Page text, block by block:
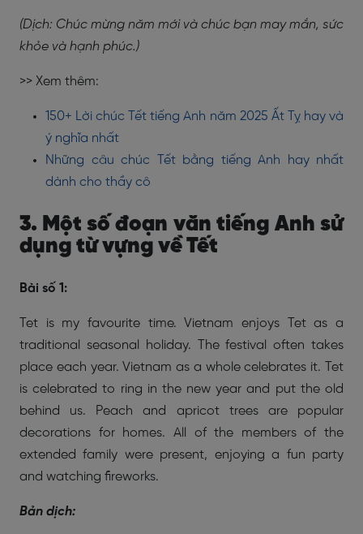
(Dịch: Chúc mừng năm mới và chúc bạn may mắn, sức
khỏe và hạnh phúc.)
>> Xem thêm:
150+ Lời chúc Tết tiếng Anh năm 2025 Ất Tỵ hay và
ý nghĩa nhất
Những câu chúc Tết bằng tiếng Anh hay nhất
dành cho thầy cô
3. Một số đoạn văn tiếng Anh sử
dụng từ vựng về Tết
Bài số 1:
Tet is my favourite time. Vietnam enjoys Tet as a
traditional seasonal holiday. The festival often takes
place each year. Vietnam as a whole celebrates it. Tet
is celebrated to ring in the new year and put the old
behind us. Peach and apricot trees are popular
decorations for homes. All of the members of the
extended family were present, enjoying a fun party
and watching fireworks.
Bản dịch: